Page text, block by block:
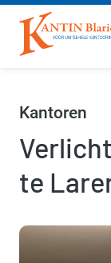
Kantoren
te